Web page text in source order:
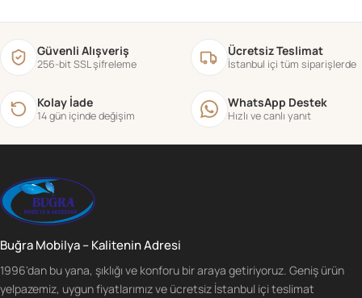
Güvenli Alışveriş
256-bit SSL şifreleme
Ücretsiz Teslimat
İstanbul içi tüm siparişlerde
Kolay İade
14 gün içinde değişim
WhatsApp Destek
Hızlı ve canlı yanıt
Buğra Mobilya – Kalitenin Adresi
1996'dan bu yana, şıklığı ve konforu bir araya getiriyoruz. Geniş ürün
yelpazemiz, uygun fiyatlarımız ve ücretsiz İstanbul içi teslimat